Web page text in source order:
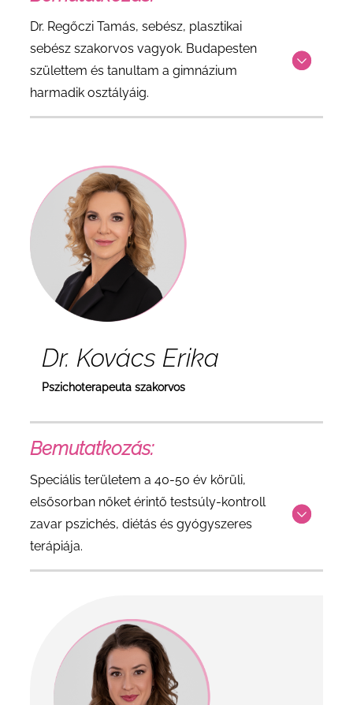
Dr. Regőczi Tamás, sebész, plasztikai
sebész szakorvos vagyok. Budapesten
születtem és tanultam a gimnázium
harmadik osztályáig.
Dr. Kovács Erika
Pszichoterapeuta szakorvos
Bemutatkozás:
Speciális területem a 40-50 év körüli,
elsősorban nőket érintő testsúly-kontroll
zavar pszichés, diétás és gyógyszeres
terápiája.